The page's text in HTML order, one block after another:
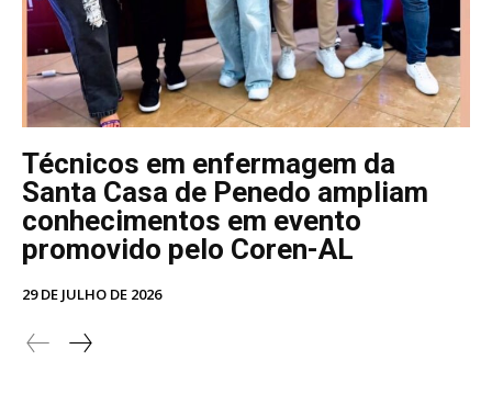
Técnicos em enfermagem da
Santa Casa de Penedo ampliam
conhecimentos em evento
promovido pelo Coren-AL
29 DE JULHO DE 2026